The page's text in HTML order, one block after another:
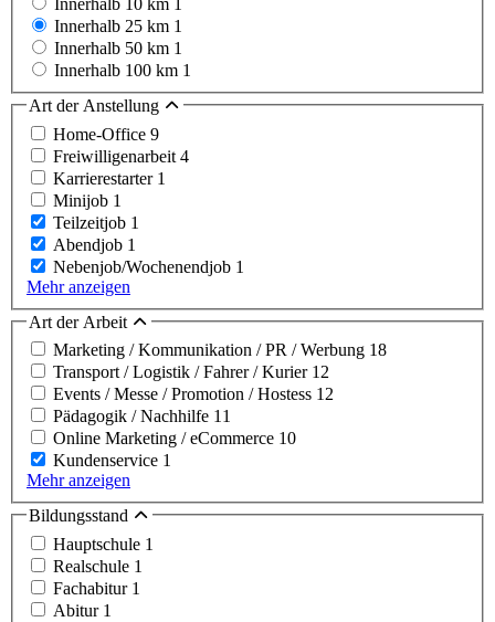
Innerhalb 10 km
Innerhalb 25 km 1
Innerhalb 50 km 1
Innerhalb 100 km 1
Art der Anstellung
Home-Office 9
Freiwilligenarbeit 4
Karrierestarter 1
Minijob 1
Teilzeitjob 1
Abendjob 1
Nebenjob/Wochenendjob 1
Mehr anzeigen
Art der Arbeit
Marketing / Kommunikation / PR / Werbung 18
Transport / Logistik / Fahrer / Kurier 12
Events / Messe / Promotion / Hostess 12
Pädagogik / Nachhilfe 11
Online Marketing / eCommerce 10
Kundenservice 1
Mehr anzeigen
Bildungsstand
Hauptschule 1
Realschule 1
Fachabitur 1
Abitur 1